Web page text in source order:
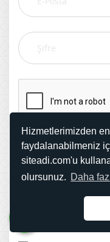
Hizmetlerimizden
faydalanabilmeniz
siteadi.com'u
olursunuz. Daha
GİRİŞ YAP